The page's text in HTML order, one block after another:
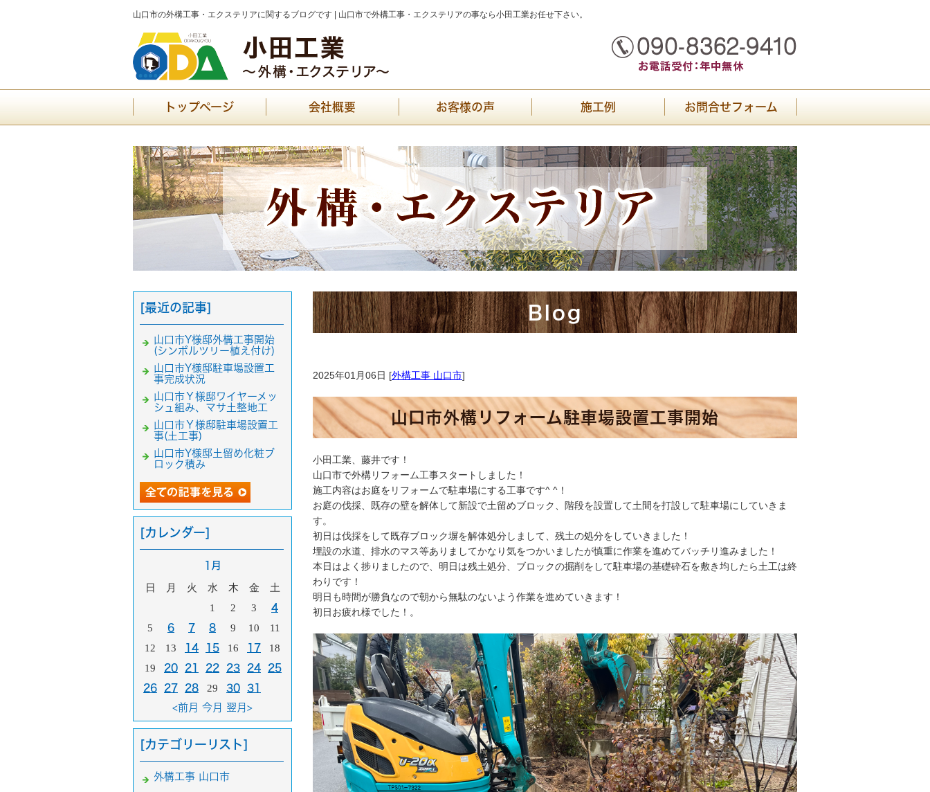
山口市の外構工事・エクステリアに関するブログです | 山口市で外構工事・エクステリアの事なら小田工業お任せ下さい。
トップページ 会社概要 お客様の声 施工例 お問合せフォーム
Blog
2025年01月06日 [外構工事 山口市]
山口市外構リフォーム駐車場設置工事開始
小田工業、藤井です！
山口市で外構リフォーム工事スタートしました！
施工内容はお庭をリフォームで駐車場にする工事です^ ^！
お庭の伐採、既存の壁を解体して新設で土留めブロック、階段を設置して土間を打設して駐車場にしていきま
す。
初日は伐採をして既存ブロック塀を解体処分しまして、残土の処分をしていきました！
埋設の水道、排水のマス等ありましてかなり気をつかいましたが慎重に作業を進めてバッチリ進みました！
本日はよく捗りましたので、明日は残土処分、ブロックの掘削をして駐車場の基礎砕石を敷き均したら土工は終
わりです！
明日も時間が勝負なので朝から無駄のないよう作業を進めていきます！
初日お疲れ様でした！。
[最近の記事]
山口市Y様邸外構工事開始
(シンボルツリー植え付け)
山口市Y様邸駐車場設置工
事完成状況
山口市Ｙ様邸ワイヤーメッ
シュ組み、マサ土整地工
山口市Ｙ様邸駐車場設置工
事(土工事)
山口市Y様邸土留め化粧ブ
ロック積み
[カレンダー]
1月
日 月 火 水 木 金
土
1
2 3 4
5 6 7 8 9 10
11
12
13 14 15 16 17
18
19
20 21 22 23 24
25
26
27 28 29 30
31
<前月 今月 翌月>
[カテゴリーリスト]
外構工事 山口市